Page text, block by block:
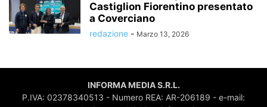
Castiglion Fiorentino presentato
a Coverciano
redazione - Marzo 13, 2026
INFORMA MEDIA S.R.L.
P.IVA: 02378340513 - Numero REA: AR-206189 - e-mail: